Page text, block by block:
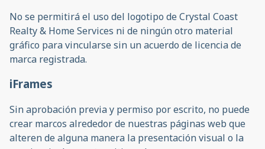
No se permitirá el uso del logotipo de Crystal Coast
Realty & Home Services ni de ningún otro material
gráfico para vincularse sin un acuerdo de licencia de
marca registrada.
iFrames
Sin aprobación previa y permiso por escrito, no puede
crear marcos alrededor de nuestras páginas web que
alteren de alguna manera la presentación visual o la